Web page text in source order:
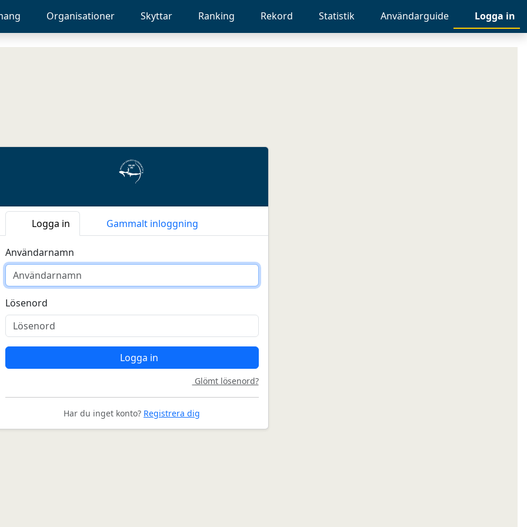
Organisationer Skyttar Ranking Rekord Statistik Användarguide Logga in
Logga in Gammalt inloggning
Användarnamn
Lösenord
Logga in
Glömt lösenord?
Har du inget konto? Registrera dig